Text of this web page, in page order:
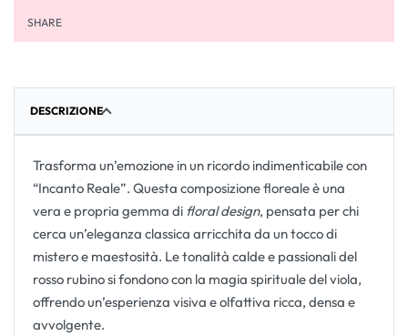
SHARE
DESCRIZIONE
Trasforma un’emozione in un ricordo indimenticabile con
“Incanto Reale”. Questa composizione floreale è una
vera e propria gemma di floral design, pensata per chi
cerca un’eleganza classica arricchita da un tocco di
mistero e maestosità. Le tonalità calde e passionali del
rosso rubino si fondono con la magia spirituale del viola,
offrendo un’esperienza visiva e olfattiva ricca, densa e
avvolgente.